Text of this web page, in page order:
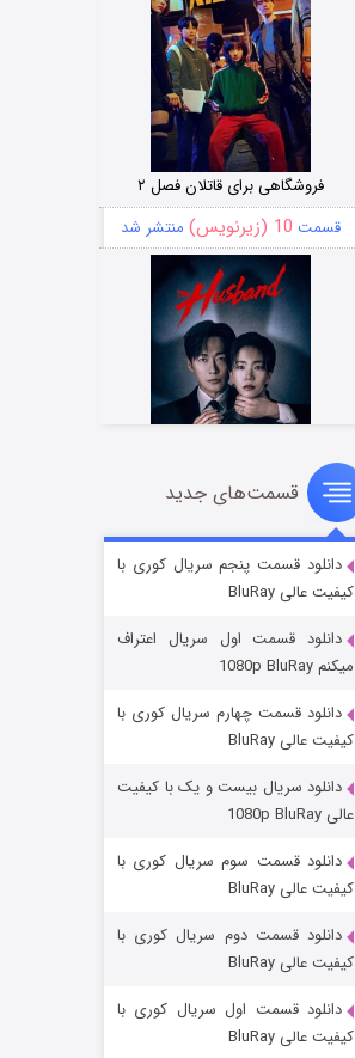
فروشگاهی برای قاتلان فصل ۲
قسمت 10 (زیرنویس) منتشر شد
شوهر
قسمت8 (زیرنویس) منتشر شد
عملیات آپارتمان
قسمت‌های جدید
دانلود قسمت پنجم سریال کوری با
کیفیت عالی BluRay
دانلود قسمت اول سریال اعتراف
میکنم 1080p BluRay
دانلود قسمت چهارم سریال کوری با
کیفیت عالی BluRay
دانلود سریال بیست و یک با کیفیت
عالی 1080p BluRay
دانلود قسمت سوم سریال کوری با
کیفیت عالی BluRay
دانلود قسمت دوم سریال کوری با
کیفیت عالی BluRay
دانلود قسمت اول سریال کوری با
کیفیت عالی BluRay